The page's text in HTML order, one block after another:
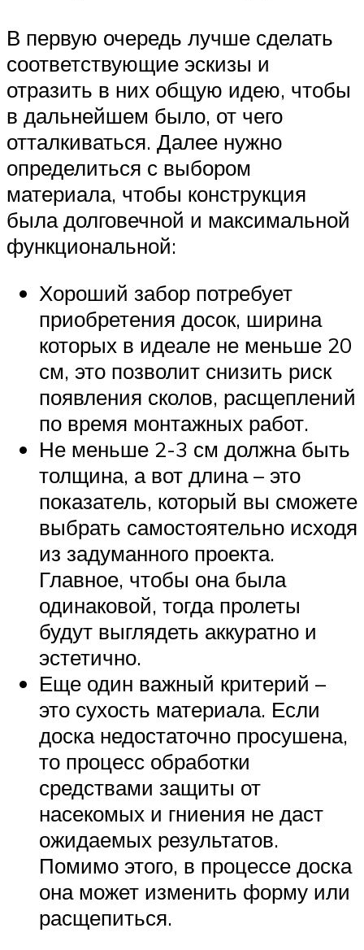
В первую очередь лучше сделать
соответствующие эскизы и
отразить в них общую идею, чтобы
в дальнейшем было, от чего
отталкиваться. Далее нужно
определиться с выбором
материала, чтобы конструкция
была долговечной и максимальной
функциональной:
Хороший забор потребует
приобретения досок, ширина
которых в идеале не меньше 20
см, это позволит снизить риск
появления сколов, расщеплений
по время монтажных работ.
Не меньше 2-3 см должна быть
толщина, а вот длина – это
показатель, который вы сможете
выбрать самостоятельно исходя
из задуманного проекта.
Главное, чтобы она была
одинаковой, тогда пролеты
будут выглядеть аккуратно и
эстетично.
Еще один важный критерий –
это сухость материала. Если
доска недостаточно просушена,
то процесс обработки
средствами защиты от
насекомых и гниения не даст
ожидаемых результатов.
Помимо этого, в процессе доска
она может изменить форму или
расщепиться.